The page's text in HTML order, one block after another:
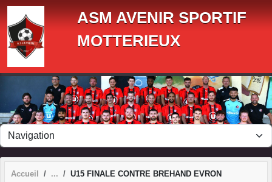
ASM AVENIR SPORTIF
MOTTERIEUX
Accueil U15 FINALE CONTRE BREHAND EVRON
Panneau de gestion des cookies